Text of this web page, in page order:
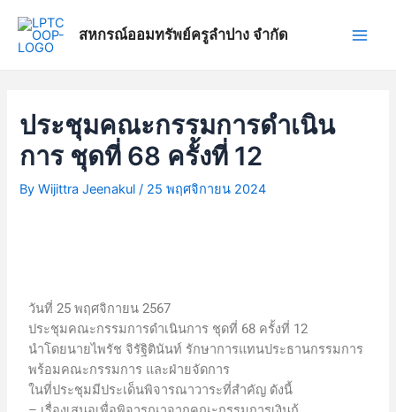
content
สหกรณ์ออมทรัพย์ครูลำปาง จำกัด
ประชุมคณะกรรมการดำเนิน
การ ชุดที่ 68 ครั้งที่ 12
ByWijittra Jeenakul/ 25 พฤศจิกายน 2024
วันที่ 25 พฤศจิกายน 2567
ประชุมคณะกรรมการดำเนินการ ชุดที่ 68 ครั้งที่ 12
นำโดยนายไพรัช จิรัฐิตินันท์ รักษาการแทนประธานกรรมการ
พร้อมคณะกรรมการ และฝ่ายจัดการ
ในที่ประชุมมีประเด็นพิจารณาวาระที่สำคัญ ดังนี้
เรื่อง